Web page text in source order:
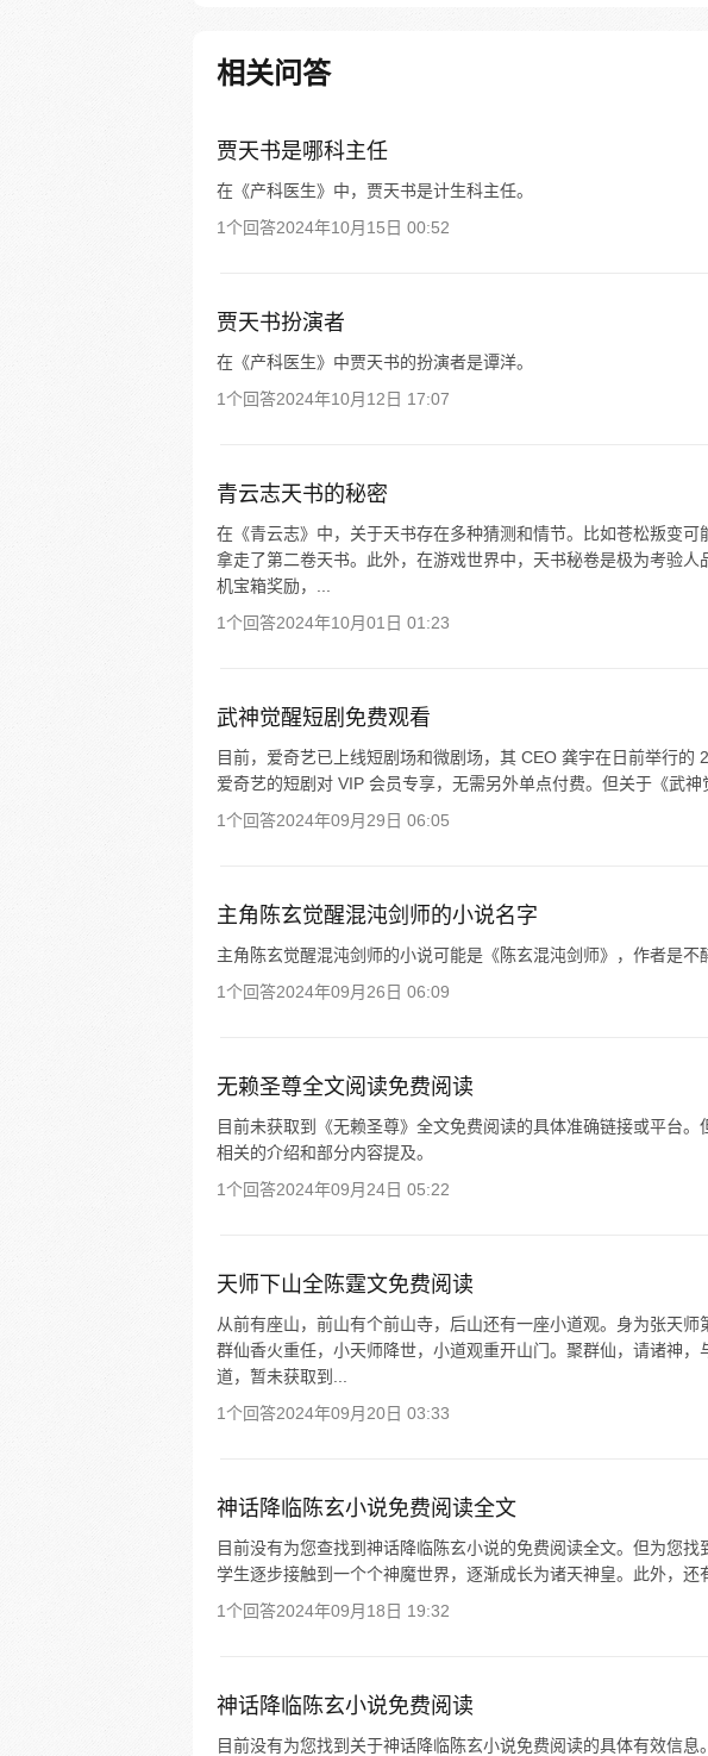
宗门，全是妖孽啊…… 上苍要我末流门
派逆天，挡不住啊
相关问答
贾天书是哪科主任
在《产科医生》中，贾天书是计生科主任。
1个回答2024年10月15日 00:52
贾天书扮演者
在《产科医生》中贾天书的扮演者是谭洋。
1个回答2024年10月12日 17:07
青云志天书的秘密
在《青云志》中，关于天书存在多种猜测和情节。比如苍松叛变
拿走了第二卷天书。此外，在游戏世界中，天书秘卷是极为考验
机宝箱奖励，...
1个回答2024年10月01日 01:23
武神觉醒短剧免费观看
目前，爱奇艺已上线短剧场和微剧场，其 CEO 龚宇在日前举行的
爱奇艺的短剧对 VIP 会员专享，无需另外单点付费。但关于《武神
1个回答2024年09月29日 06:05
主角陈玄觉醒混沌剑师的小说名字
主角陈玄觉醒混沌剑师的小说可能是《陈玄混沌剑师》，作者是不
1个回答2024年09月26日 06:09
无赖圣尊全文阅读免费阅读
目前未获取到《无赖圣尊》全文免费阅读的具体准确链接或平台
相关的介绍和部分内容提及。
1个回答2024年09月24日 05:22
天师下山全陈霆文免费阅读
从前有座山，前山有个前山寺，后山还有一座小道观。身为张天
群仙香火重任，小天师降世，小道观重开山门。聚群仙，请诸神
道，暂未获取到...
1个回答2024年09月20日 03:33
神话降临陈玄小说免费阅读全文
目前没有为您查找到神话降临陈玄小说的免费阅读全文。但为您
学生逐步接触到一个个神魔世界，逐渐成长为诸天神皇。此外，还
1个回答2024年09月18日 19:32
神话降临陈玄小说免费阅读
目前没有为您找到关于神话降临陈玄小说免费阅读的具体有效信息。